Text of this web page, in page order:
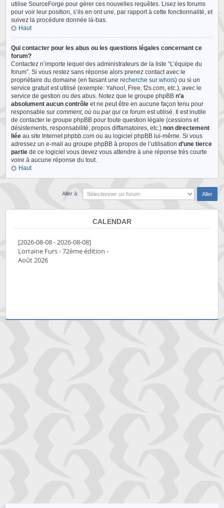
utilise SourceForge pour gérer ces nouvelles requêtes. Lisez les forums
pour voir leur position, s’ils en ont une, par rapport à cette fonctionnalité, et
suivez la procédure donnée là-bas.
Haut
Qui contacter pour les abus ou les questions légales concernant ce
forum?
Contactez n’importe lequel des administrateurs de la liste “L’équipe du
forum”. Si vous restez sans réponse alors prenez contact avec le
propriétaire du domaine (en faisant unerecherche sur whois) ou si un
service gratuit est utilisé (exemple: Yahoo!, Free, f2s.com, etc.), avec le
service de gestion ou des abus. Notez que le groupe phpBBn’a
absolument aucun contrôle et ne peut être en aucune façon tenu pour
responsable surcomment,où oupar qui ce forum est utilisé. Il est inutile
de contacter le groupe phpBB pour toute question légale (cessions et
désistements, responsabilité, propos diffamatoires, etc.)non directement
liée au site Internet phpbb.com ou au logiciel phpBB lui-même. Si vous
adressez un e-mail au groupe phpBB à propos de l’utilisationd’une tierce
partie de ce logiciel vous devez vous attendre à une réponse très courte
voire à aucune réponse du tout.
Haut
Aller à:
CALENDAR